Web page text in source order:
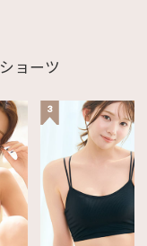
ショーツ
3